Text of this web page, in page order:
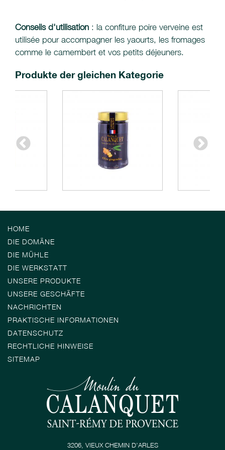
Conseils d'utilisation : la confiture poire verveine est
utilisée pour accompagner les yaourts, les fromages
comme le camembert et vos petits déjeuners.
Produkte der gleichen Kategorie
HOME
DIE DOMÄNE
DIE MÜHLE
DIE WERKSTATT
UNSERE PRODUKTE
UNSERE GESCHÄFTE
NACHRICHTEN
PRAKTISCHE INFORMATIONEN
DATENSCHUTZ
RECHTLICHE HINWEISE
SITEMAP
3206, VIEUX CHEMIN D’ARLES